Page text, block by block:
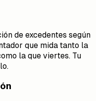
de excedentes según
que mida tanto la
la que viertes. Tu